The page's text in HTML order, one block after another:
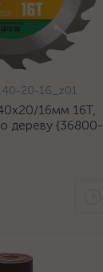
20-16_z01
16мм 16Т,
дереву {36800-